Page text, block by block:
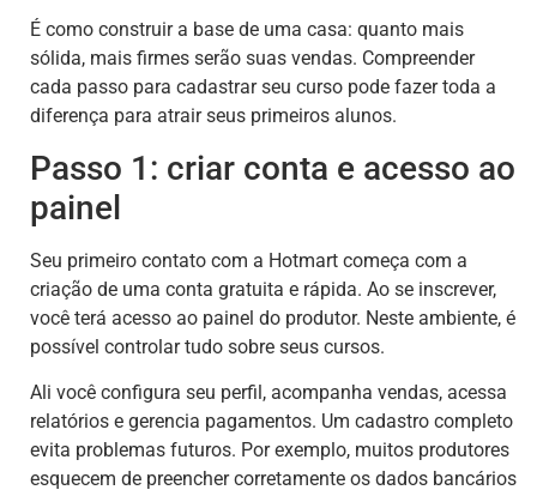
É como construir a base de uma casa: quanto mais
sólida, mais firmes serão suas vendas. Compreender
cada passo para cadastrar seu curso pode fazer toda a
diferença para atrair seus primeiros alunos.
Passo 1: criar conta e acesso ao
painel
Seu primeiro contato com a Hotmart começa com a
criação de uma conta gratuita e rápida. Ao se inscrever,
você terá acesso ao painel do produtor. Neste ambiente, é
possível controlar tudo sobre seus cursos.
Ali você configura seu perfil, acompanha vendas, acessa
relatórios e gerencia pagamentos. Um cadastro completo
evita problemas futuros. Por exemplo, muitos produtores
esquecem de preencher corretamente os dados bancários